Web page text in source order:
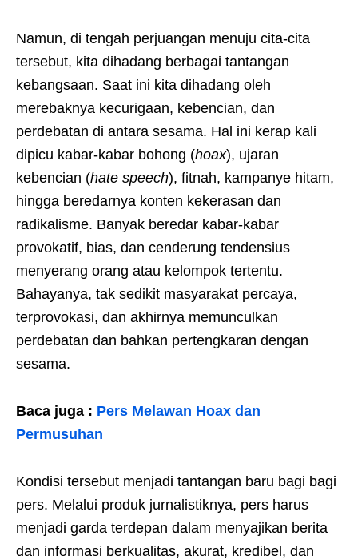
Namun, di tengah perjuangan menuju cita-cita
tersebut, kita dihadang berbagai tantangan
kebangsaan. Saat ini kita dihadang oleh
merebaknya kecurigaan, kebencian, dan
perdebatan di antara sesama. Hal ini kerap kali
dipicu kabar-kabar bohong (hoax), ujaran
kebencian (hate speech), fitnah, kampanye hitam,
hingga beredarnya konten kekerasan dan
radikalisme. Banyak beredar kabar-kabar
provokatif, bias, dan cenderung tendensius
menyerang orang atau kelompok tertentu.
Bahayanya, tak sedikit masyarakat percaya,
terprovokasi, dan akhirnya memunculkan
perdebatan dan bahkan pertengkaran dengan
sesama.
Baca juga : Pers Melawan Hoax dan
Permusuhan
Kondisi tersebut menjadi tantangan baru bagi bagi
pers. Melalui produk jurnalistiknya, pers harus
menjadi garda terdepan dalam menyajikan berita
dan informasi berkualitas, akurat, kredibel, dan